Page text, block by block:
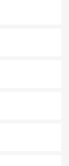
外せないスポット